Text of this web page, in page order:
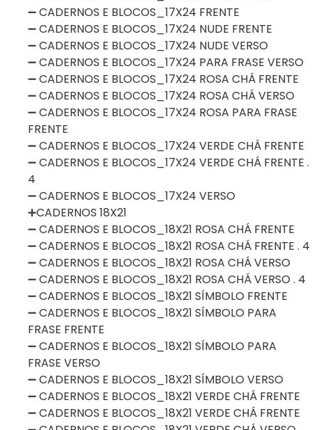
➖ CADERNOS E BLOCOS_17X24 FRENTE
➖ CADERNOS E BLOCOS_17X24 NUDE FRENTE
➖ CADERNOS E BLOCOS_17X24 NUDE VERSO
➖ CADERNOS E BLOCOS_17X24 PARA FRASE VERSO
➖ CADERNOS E BLOCOS_17X24 ROSA CHÁ FRENTE
➖ CADERNOS E BLOCOS_17X24 ROSA CHÁ VERSO
➖ CADERNOS E BLOCOS_17X24 ROSA PARA FRASE
FRENTE
➖ CADERNOS E BLOCOS_17X24 VERDE CHÁ FRENTE
➖ CADERNOS E BLOCOS_17X24 VERDE CHÁ FRENTE .
4
➖ CADERNOS E BLOCOS_17X24 VERSO
➕CADERNOS 18X21
➖ CADERNOS E BLOCOS_18X21 ROSA CHÁ FRENTE
➖ CADERNOS E BLOCOS_18X21 ROSA CHÁ FRENTE . 4
➖ CADERNOS E BLOCOS_18X21 ROSA CHÁ VERSO
➖ CADERNOS E BLOCOS_18X21 ROSA CHÁ VERSO . 4
➖ CADERNOS E BLOCOS_18X21 SÍMBOLO FRENTE
➖ CADERNOS E BLOCOS_18X21 SÍMBOLO PARA
FRASE FRENTE
➖ CADERNOS E BLOCOS_18X21 SÍMBOLO PARA
FRASE VERSO
➖ CADERNOS E BLOCOS_18X21 SÍMBOLO VERSO
➖ CADERNOS E BLOCOS_18X21 VERDE CHÁ FRENTE
➖ CADERNOS E BLOCOS_18X21 VERDE CHÁ FRENTE